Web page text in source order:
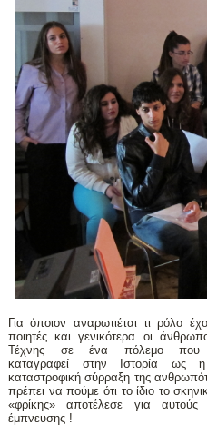
Για όποιον αναρωτιέται τι ρόλο
ποιητές και γενικότερα οι
Τέχνης σε ένα πόλεμο που
καταγραφεί στην Ιστορία ως
καταστροφική σύρραξη της
πρέπει να πούμε ότι το ίδιο το
«φρίκης» αποτέλεσε για αυτούς
έμπνευσης !